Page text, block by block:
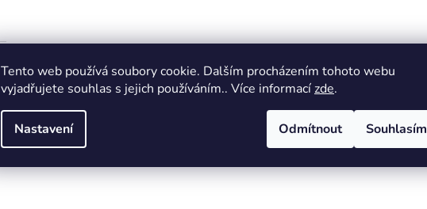
Tento web používá soubory cookie. Dalším procházením tohoto webu
vyjadřujete souhlas s jejich používáním.. Více informacízde.
Nastavení Odmítnout Souhlasím